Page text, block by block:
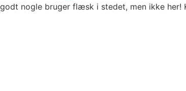
godt nogle bruger flæsk i stedet, men ikke